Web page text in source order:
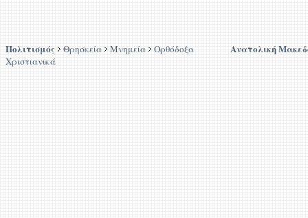
Πολιτισμός Θρησκεία Μνημεία
Ορθόδοξα
Χριστιανικά
Ανατολική